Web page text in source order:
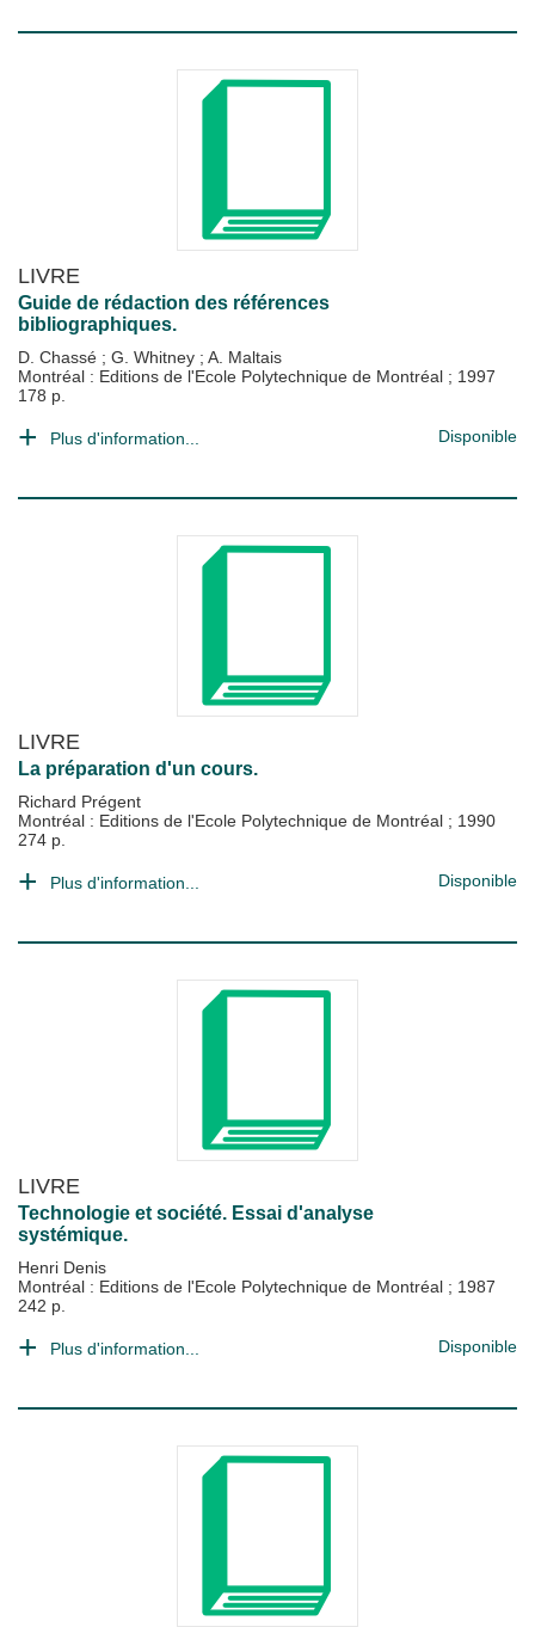
LIVRE
Guide de rédaction des références
bibliographiques.
D. Chassé ; G. Whitney ; A. Maltais
Montréal : Editions de l'Ecole Polytechnique de Montréal ; 1997
178 p.
Plus d'information... Disponible
LIVRE
La préparation d'un cours.
Richard Prégent
Montréal : Editions de l'Ecole Polytechnique de Montréal ; 1990
274 p.
Plus d'information... Disponible
LIVRE
Technologie et société. Essai d'analyse
systémique.
Henri Denis
Montréal : Editions de l'Ecole Polytechnique de Montréal ; 1987
242 p.
Plus d'information... Disponible